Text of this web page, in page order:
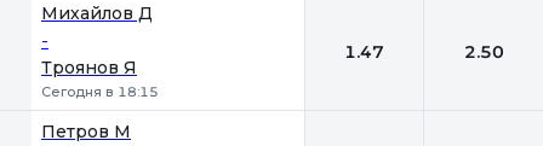
Михайлов Д
-
Троянов Я
Сегодня в 18:15
1.47 2.50
Петров М